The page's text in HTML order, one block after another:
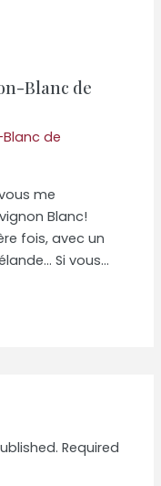
Blanc de
me
Blanc!
fois, avec un
Si vous…
Required